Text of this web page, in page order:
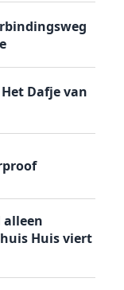
Dafje van
alleen
Huis viert